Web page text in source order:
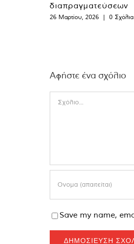
διαπραγματεύσεων
26 Μαρτίου, 2026 | 0 Σχόλια
Αφήστε ένα σχόλιο
Save my name,